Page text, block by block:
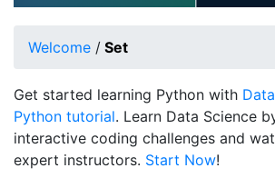
Welcome / Set
Get started learning Python with
Python tutorial. Learn Data Science
interactive coding challenges and
expert instructors. Start Now!